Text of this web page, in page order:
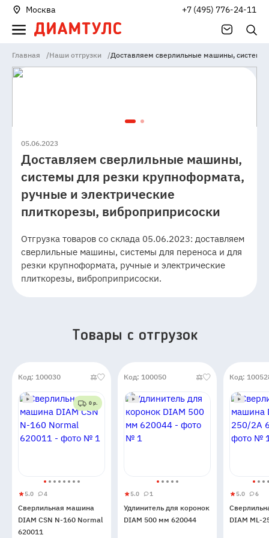
Москва +7 (495) 776-24-11
Главная /Наши отгрузки /Доставляем сверлильные машины, системы
05.06.2023
Доставляем сверлильные машины,
системы для резки крупноформата,
ручные и электрические
плиткорезы, виброприприсоски
Отгрузка товаров со склада 05.06.2023: доставляем
сверлильные машины, системы для переноса и для
резки крупноформата, ручные и электрические
плиткорезы, виброприприсоски.
Товары c отгрузок
Код: 100030
0 р.
Сверлильная
машина
DIAM
5.0
5
4 4
Сверлильная машина
DIAM CSN N-160 Normal
620011
Код: 100050
Удлинитель
для
коронок
5.0
5
1 1
Удлинитель для коронок
DIAM 500 мм 620044
Код:
машина
DIAM
5.0
5
6 6
DIAM ML-